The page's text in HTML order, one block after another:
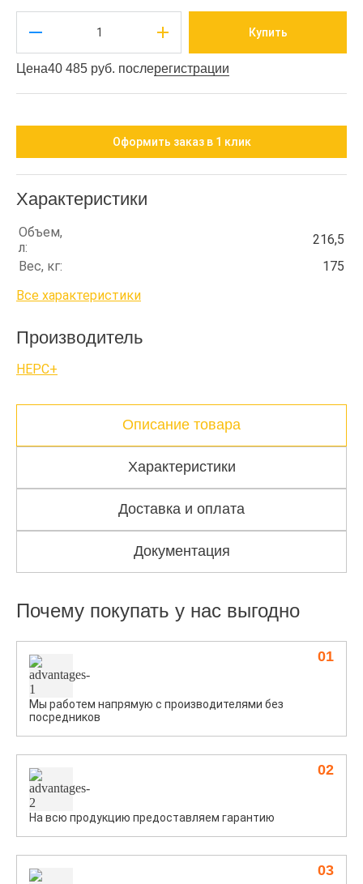
Купить
Цена40 485 руб. послерегистрации
Оформить заказ в 1 клик
Характеристики
Объем,
л:
216,5
Вес, кг:
175
Все характеристики
Производитель
НЕРС+
Описание товара
Характеристики
Доставка и оплата
Документация
Почему покупать у нас выгодно
Мы работем напрямую с производителями без
посредников
01
На всю продукцию предоставляем гарантию
02
03